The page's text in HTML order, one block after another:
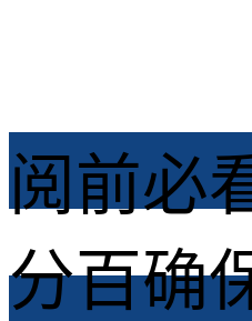
阅前必
分百确